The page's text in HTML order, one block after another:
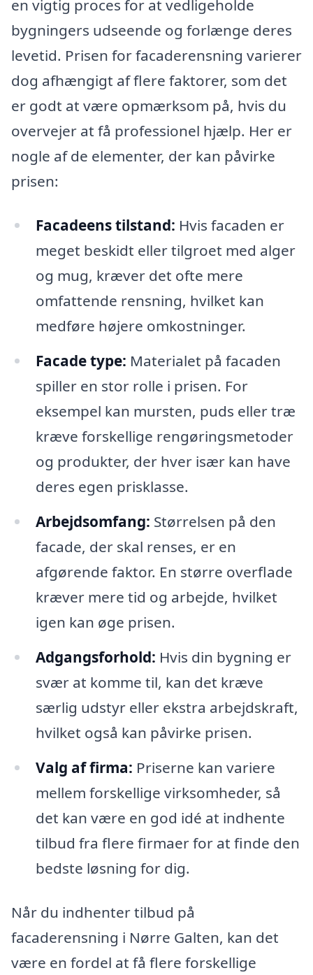
en vigtig proces for at vedligeholde
bygningers udseende og forlænge deres
levetid. Prisen for facaderensning varierer
dog afhængigt af flere faktorer, som det
er godt at være opmærksom på, hvis du
overvejer at få professionel hjælp. Her er
nogle af de elementer, der kan påvirke
prisen:
Facadeens tilstand: Hvis facaden er
meget beskidt eller tilgroet med alger
og mug, kræver det ofte mere
omfattende rensning, hvilket kan
medføre højere omkostninger.
Facade type: Materialet på facaden
spiller en stor rolle i prisen. For
eksempel kan mursten, puds eller træ
kræve forskellige rengøringsmetoder
og produkter, der hver især kan have
deres egen prisklasse.
Arbejdsomfang: Størrelsen på den
facade, der skal renses, er en
afgørende faktor. En større overflade
kræver mere tid og arbejde, hvilket
igen kan øge prisen.
Adgangsforhold: Hvis din bygning er
svær at komme til, kan det kræve
særlig udstyr eller ekstra arbejdskraft,
hvilket også kan påvirke prisen.
Valg af firma: Priserne kan variere
mellem forskellige virksomheder, så
det kan være en god idé at indhente
tilbud fra flere firmaer for at finde den
bedste løsning for dig.
Når du indhenter tilbud på
facaderensning i Nørre Galten, kan det
være en fordel at få flere forskellige